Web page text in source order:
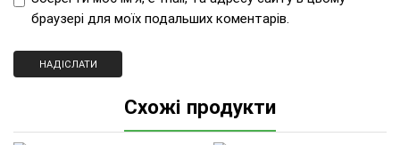
браузері для моїх подальших коментарів.
Схожі продукти